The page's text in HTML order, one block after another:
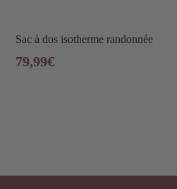
Sac à dos isotherme randonnée
79,99€